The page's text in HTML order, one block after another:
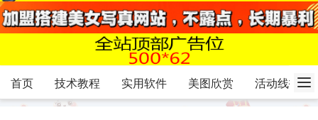
首页 技术教程 实用软件 美图欣赏 活动线报